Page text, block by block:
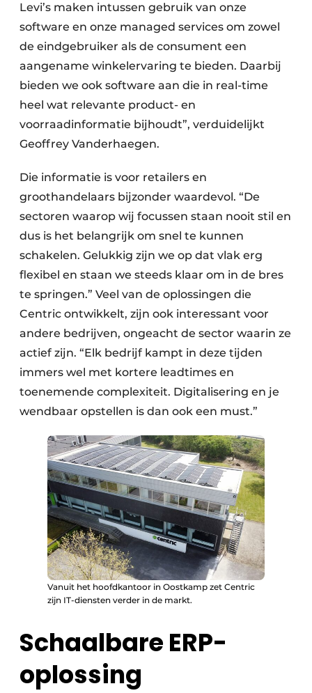
Levi’s maken intussen gebruik van onze
software en onze managed services om zowel
de eindgebruiker als de consument een
aangename winkelervaring te bieden. Daarbij
bieden we ook software aan die in real-time
heel wat relevante product- en
voorraadinformatie bijhoudt”, verduidelijkt
Geoffrey Vanderhaegen.
Die informatie is voor retailers en
groothandelaars bijzonder waardevol. “De
sectoren waarop wij focussen staan nooit stil en
dus is het belangrijk om snel te kunnen
schakelen. Gelukkig zijn we op dat vlak erg
flexibel en staan we steeds klaar om in de bres
te springen.” Veel van de oplossingen die
Centric ontwikkelt, zijn ook interessant voor
andere bedrijven, ongeacht de sector waarin ze
actief zijn. “Elk bedrijf kampt in deze tijden
immers wel met kortere leadtimes en
toenemende complexiteit. Digitalisering en je
wendbaar opstellen is dan ook een must.”
Vanuit het hoofdkantoor in Oostkamp zet Centric
zijn IT-diensten verder in de markt.
Schaalbare ERP-
oplossing